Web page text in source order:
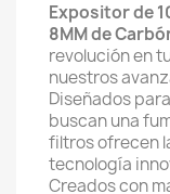
Expositor de
8MM de
revolución en
nuestros
Diseñados
buscan una
filtros ofrecen
tecnología
Creados con